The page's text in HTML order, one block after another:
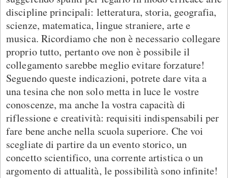
discipline principali: letteratura, storia, geografia,
scienze, matematica, lingue straniere, arte e
musica. Ricordiamo che non è necessario collegare
proprio tutto, pertanto ove non è possibile il
collegamento sarebbe meglio evitare forzature!
Seguendo queste indicazioni, potrete dare vita a
una tesina che non solo metta in luce le vostre
conoscenze, ma anche la vostra capacità di
riflessione e creatività: requisiti indispensabili per
fare bene anche nella scuola superiore. Che voi
scegliate di partire da un evento storico, un
concetto scientifico, una corrente artistica o un
argomento di attualità, le possibilità sono infinite!